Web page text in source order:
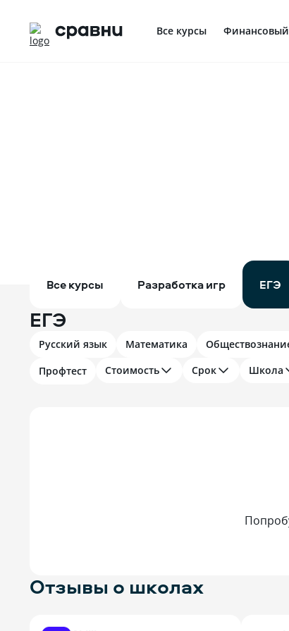
Все курсы
Все курсы Разработка игр ЕГЭ
ЕГЭ
Русский язык Математика
Профтест
Стоимость Срок Школа
Отзывы о школах